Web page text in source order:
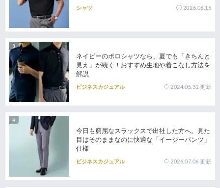
シャツ 2026.06.15
ネイビーのポロシャツなら、夏でも「きちんと
見え」が続く！おすすめ生地や着こなし方法を
解説
ビジネスカジュアル 2024.05.31 更新
今日も窮屈なスラックスで出社した方へ。見た
目はそのままなのに快適な「イージーパンツ」
仕様
ビジネスカジュアル 2026.07.06 更新